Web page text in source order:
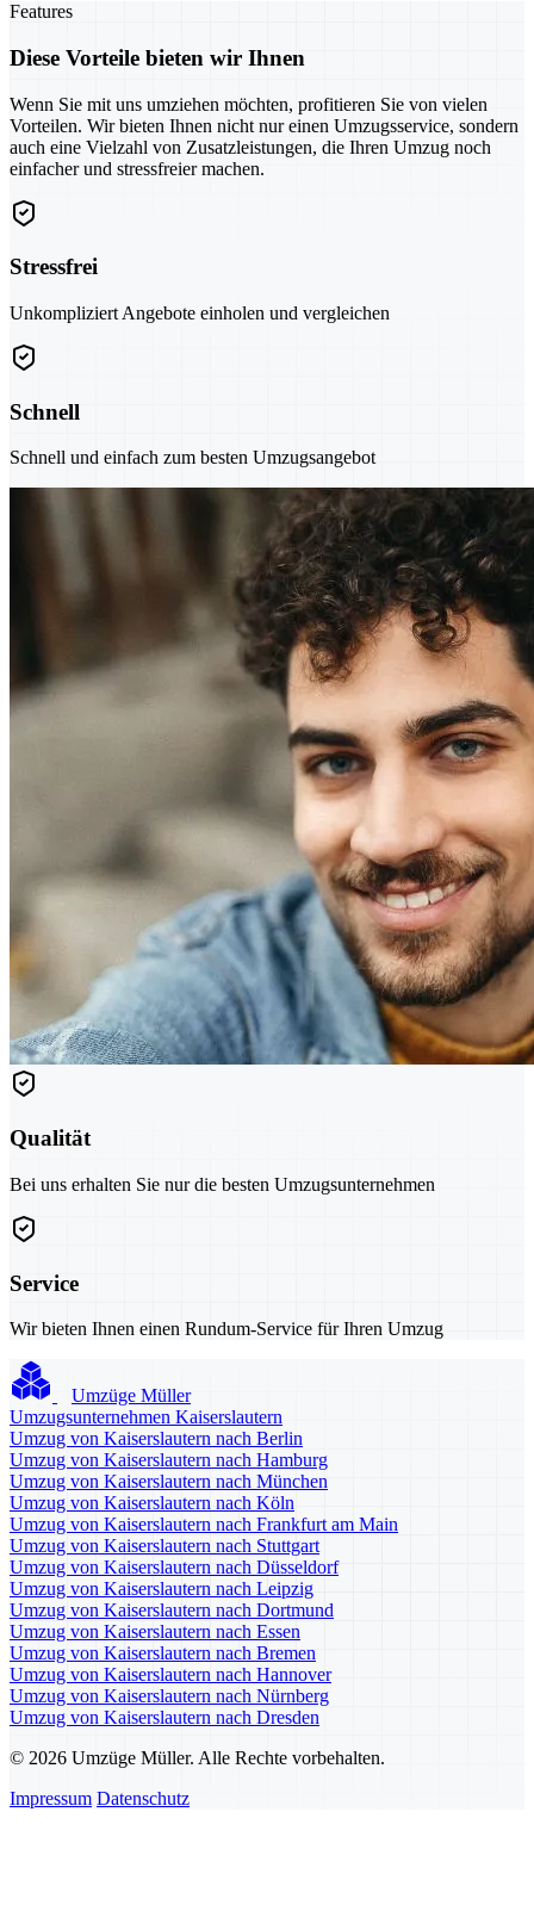
Features
Diese Vorteile bieten wir Ihnen
Wenn Sie mit uns umziehen möchten, profitieren Sie von vielen
Vorteilen. Wir bieten Ihnen nicht nur einen Umzugsservice, sondern
auch eine Vielzahl von Zusatzleistungen, die Ihren Umzug noch
einfacher und stressfreier machen.
Stressfrei
Unkompliziert Angebote einholen und vergleichen
Schnell
Schnell und einfach zum besten Umzugsangebot
Qualität
Bei uns erhalten Sie nur die besten Umzugsunternehmen
Service
Wir bieten Ihnen einen Rundum-Service für Ihren Umzug
Umzüge Müller
Umzugsunternehmen Kaiserslautern
Umzug von Kaiserslautern nach Berlin
Umzug von Kaiserslautern nach Hamburg
Umzug von Kaiserslautern nach München
Umzug von Kaiserslautern nach Köln
Umzug von Kaiserslautern nach Frankfurt am Main
Umzug von Kaiserslautern nach Stuttgart
Umzug von Kaiserslautern nach Düsseldorf
Umzug von Kaiserslautern nach Leipzig
Umzug von Kaiserslautern nach Dortmund
Umzug von Kaiserslautern nach Essen
Umzug von Kaiserslautern nach Bremen
Umzug von Kaiserslautern nach Hannover
Umzug von Kaiserslautern nach Nürnberg
Umzug von Kaiserslautern nach Dresden
© 2026 Umzüge Müller. Alle Rechte vorbehalten.
Impressum Datenschutz